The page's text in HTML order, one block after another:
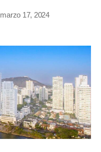
marzo 17, 2024